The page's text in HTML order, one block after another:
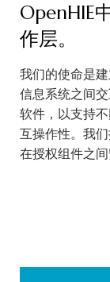
OpenHIE
作层。
我们的使命是
信息系统之间
软件，以支持
互操作性。我
在授权组件之间